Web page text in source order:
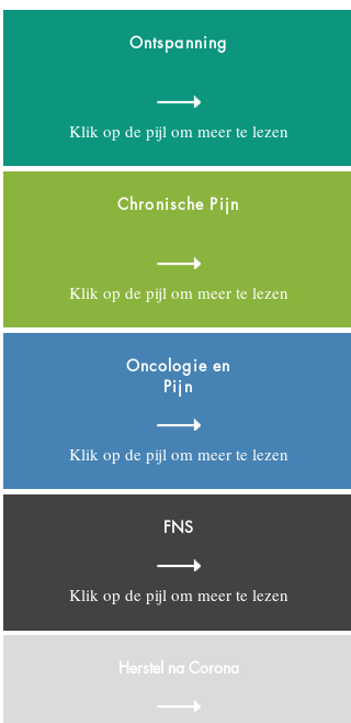
Ontspanning
Klik op de pijl om meer te lezen
Chronische Pijn
Klik op de pijl om meer te lezen
Oncologie en
Pijn
Klik op de pijl om meer te lezen
FNS
Klik op de pijl om meer te lezen
Herstel na Corona